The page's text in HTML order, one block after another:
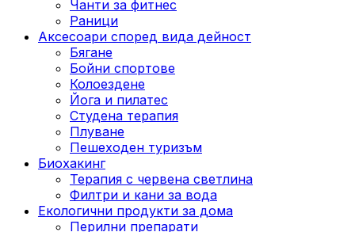
Чанти за фитнес
Раници
Аксесоари според вида дейност
Бягане
Бойни спортове
Колоездене
Йога и пилатес
Студена терапия
Плуване
Пешеходен туризъм
Биохакинг
Терапия с червена светлина
Филтри и кани за вода
Екологични продукти за дома
Перилни препарати